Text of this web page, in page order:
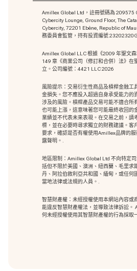
Amillex Global Ltd，註冊號碼為 209575
Cybercity Lounge, Ground Floor, The
Cybercity, 72201 Ebène, Republic of
務委員會監管，持有投資編號
Amillex Global LLC 根據《2009 年聖文
149 章《商業公司（修訂和合併）法》在
立。公司編號：4421 LLC 2026
風險提示：交易衍生性商品及槓桿金融工
金損失。您不應投入超過自身承受能力的
涉及的風險。槓桿產品交易可能不適合所
也可能上漲，這意味著您可能最終收回的
業績並不代表未來表現。在交易之前，請
標，並在必要時尋求獨立的財務建議。客
要求，確認是否有權使用Amillex品牌的
露聲明。.
地區限制：Amillex Global Ltd 不向特定
括但不限於美國、澳洲、紐西蘭、毛里求
丹、阿拉伯敘利亞共和國、緬甸，或任何
當地法律或法規的人員。.
智慧財產權：未經授權使用本網站內容或
能違反智慧財產權法，並導致法律訴訟。
何未經授權使用其智慧財產權的行為採取